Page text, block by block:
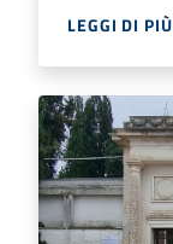
LEGGI DI PIÙ